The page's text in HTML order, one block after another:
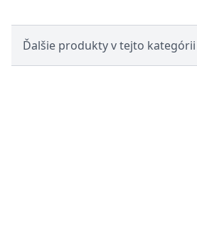
Ďalšie produkty v tejto kategórii